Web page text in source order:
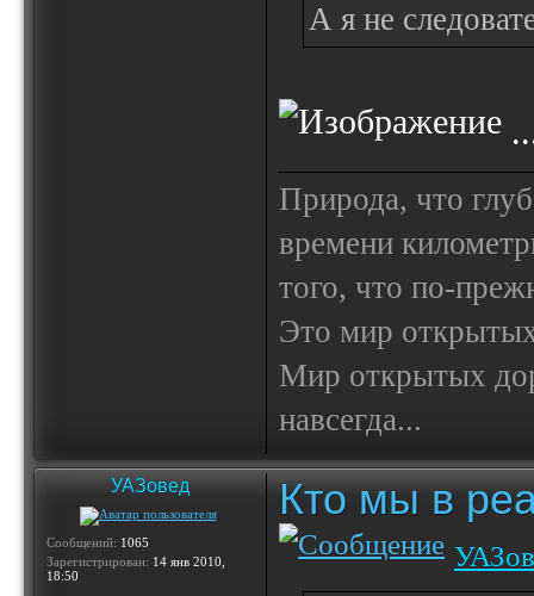
А я не
Природа, что
времени
того, что по-
Это мир
Мир открытых
навсегда...
УАЗовед
Сообщений: 1065
Зарегистрирован: 14 янв 2010,
18:50
Кто мы в